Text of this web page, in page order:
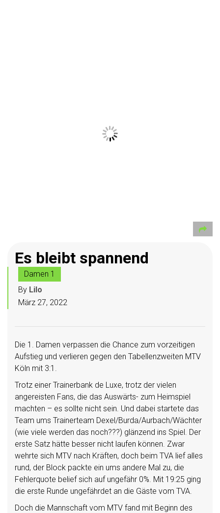
Es bleibt spannend
Damen 1
By Lilo
März 27, 2022
Die 1. Damen verpassen die Chance zum vorzeitigen
Aufstieg und verlieren gegen den Tabellenzweiten MTV
Köln mit 3:1.
Trotz einer Trainerbank de Luxe, trotz der vielen
angereisten Fans, die das Auswärts- zum Heimspiel
machten – es sollte nicht sein. Und dabei startete das
Team ums Trainerteam Dexel/Burda/Aurbach/Wächter
(wie viele werden das noch???) glänzend ins Spiel. Der
erste Satz hätte besser nicht laufen können. Zwar
wehrte sich MTV nach Kräften, doch beim TVA lief alles
rund, der Block packte ein ums andere Mal zu, die
Fehlerquote belief sich auf ungefähr 0%. Mit 19:25 ging
die erste Runde ungefährdet an die Gäste vom TVA.
Doch die Mannschaft vom MTV fand mit Beginn des